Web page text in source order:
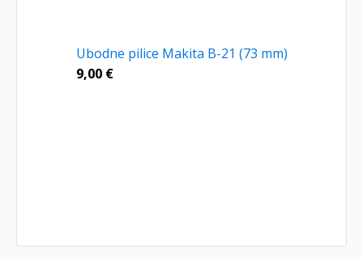
Ubodne pilice Makita B-21 (73 mm)
9,00 €